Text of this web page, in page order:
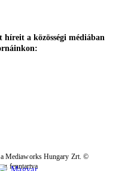
híreit a közösségi médiában
Mediaworks Hungary Zrt. ©
fenntartva